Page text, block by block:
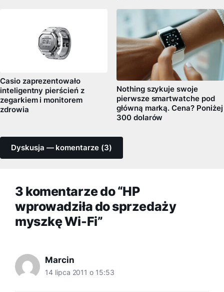
Casio zaprezentowało
inteligentny pierścień z
zegarkiem i monitorem
zdrowia
Nothing szykuje swoje
pierwsze smartwatche pod
główną marką. Cena? Poniżej
300 dolarów
Dyskusja — komentarze (3)
3 komentarze do “HP
wprowadziła do sprzedaży
myszkę Wi-Fi”
Marcin
14 lipca 2011 o 15:53